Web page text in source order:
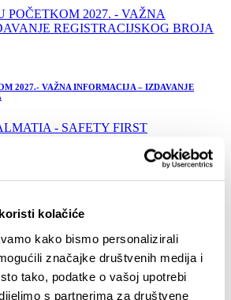
kolačiće
kako bismo personalizirali
značajke društvenih medija i
tako, podatke o vašoj upotrebi
s partnerima za društvene
2027.- VAŽNA INFORMACIJA – IZDAVANJE
safe stay in the Split-Dalmatia County